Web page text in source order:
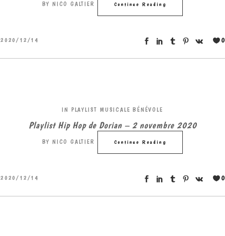
BY NICO GALTIER Continue Reading
2020/12/14 0
IN PLAYLIST MUSICALE BÉNÉVOLE
Playlist Hip Hop de Dorian – 2 novembre 2020
BY NICO GALTIER Continue Reading
2020/12/14 0